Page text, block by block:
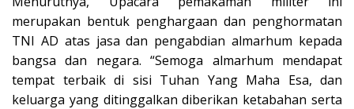
merupakan bentuk penghargaan dan penghormatan
TNI AD atas jasa dan pengabdian almarhum kepada
bangsa dan negara. “Semoga almarhum mendapat
tempat terbaik di sisi Tuhan Yang Maha Esa, dan
keluarga yang ditinggalkan diberikan ketabahan serta